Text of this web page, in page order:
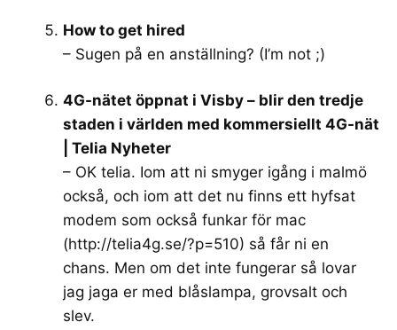
How to get hired
– Sugen på en anställning? (I’m not ;)
4G-nätet öppnat i Visby – blir den tredje
staden i världen med kommersiellt 4G-nät
| Telia Nyheter
– OK telia. Iom att ni smyger igång i malmö
också, och iom att det nu finns ett hyfsat
modem som också funkar för mac
(http://telia4g.se/?p=510) så får ni en
chans. Men om det inte fungerar så lovar
jag jaga er med blåslampa, grovsalt och
slev.